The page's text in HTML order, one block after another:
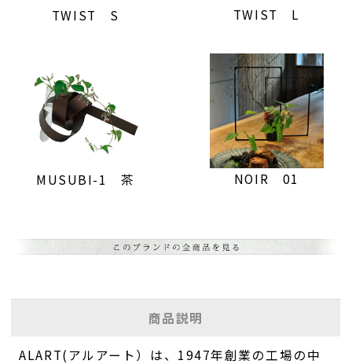
TWIST S TWIST L
MUSUBI-1 茶 NOIR 01
商品説明
ALART(アルアート）は、1947年創業の工場の中